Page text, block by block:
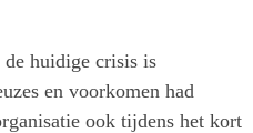
huidige crisis is
en voorkomen had
ook tijdens het kort